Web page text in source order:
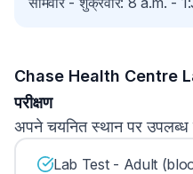
Chase Health Centre
परीक्षण
अपने चयनित स्थान पर उपलब्ध
Lab Test - Adult